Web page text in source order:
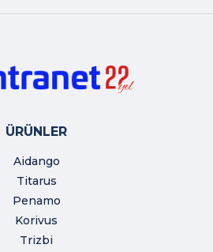
ÜRÜNLER
Aidango
Titarus
Penamo
Korivus
Trizbi